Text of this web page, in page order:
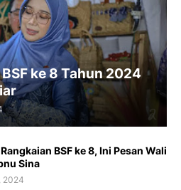
ke 8 Tahun 2024
BSF ke 8, Ini Pesan Wali
Sina
2024